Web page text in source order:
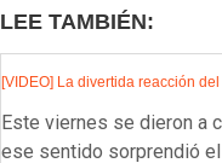
LEE TAMBIÉN:
[VIDEO] La divertida reacción
Este viernes se dieron a
ese sentido sorprendió